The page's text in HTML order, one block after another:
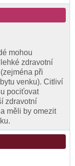
mohou
zdravotní
při
venku). Citliví
pociťovat
zdravotní
měli by omezit